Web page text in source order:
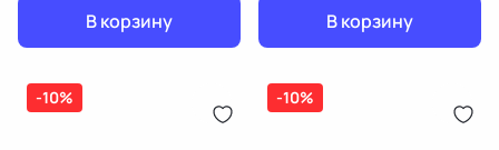
В корзину
В корзину
-10% -10%